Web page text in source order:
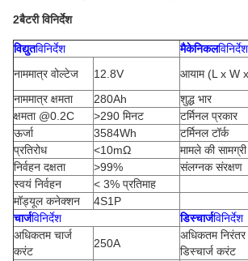
2बैटरी विनिर्देश
विद्युतविनिर्देश मैकेनिकलविनिर्देश
नाममात्र वोल्टेज
12.8V आयाम (L x W
नाममात्र क्षमता
280Ah शुद्ध भार
क्षमता @0.2C
>290 मिनट टर्मिनल प्रकार
ऊर्जा
3584Wh टर्मिनल टॉर्क
प्रतिरोध
<10mΩ मामले की सामग्री
निर्वहन दक्षता
>99% संलग्नक संरक्षण
स्वयं निर्वहन
< 3% प्रतिमाह
मॉड्यूल कनेक्शन
4S1P
चार्जविनिर्देश डिस्चार्जविनिर्देश
अधिकतम चार्ज
करंट
250A
अधिकतम निरंतर
डिस्चार्ज करंट